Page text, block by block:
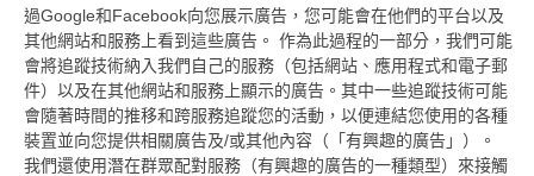
過Google和Facebook向您展示廣告，您可能會在他們的平台以及
其他網站和服務上看到這些廣告。 作為此過程的一部分，我們可能
會將追蹤技術納入我們自己的服務（包括網站、應用程式和電子郵
件）以及在其他網站和服務上顯示的廣告。其中一些追蹤技術可能
會隨著時間的推移和跨服務追蹤您的活動，以便連結您使用的各種
裝置並向您提供相關廣告及/或其他內容（「有興趣的廣告」）。
我們還使用潛在群眾配對服務（有興趣的廣告的一種類型）來接觸